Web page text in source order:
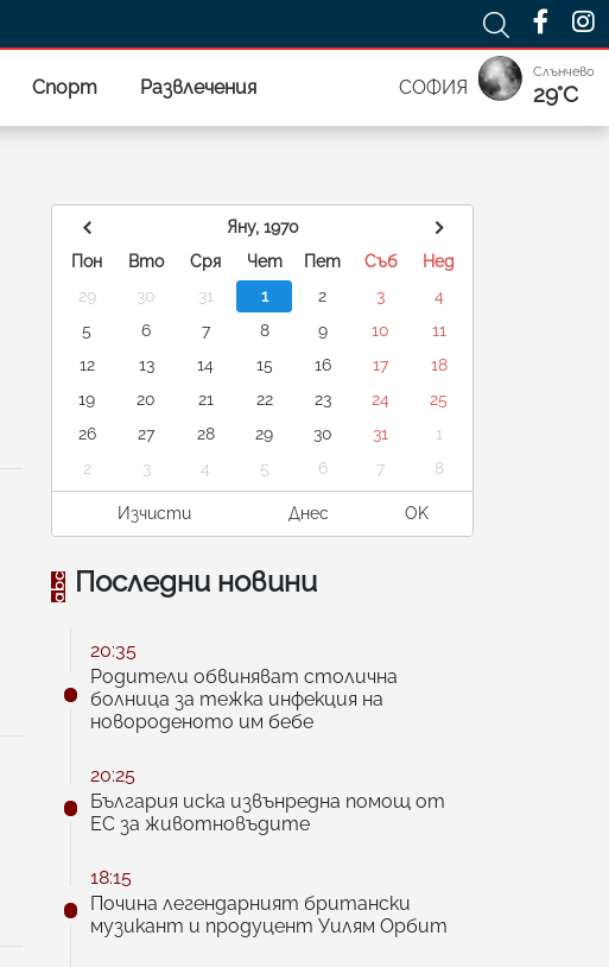
Спорт Развлечения СОФИЯ
Слънчево
29°C
Яну, 1970
Пон
Вто Сря Чет Пет Съб
Нед
29
30 31 1 2 3
4
5
6 7 8 9 10
11
12
13 14 15 16 17
18
19
20 21 22 23 24
25
26
27 28 29 30 31
1
2
3 4 5 6 7 8
Изчисти Днес OK
Последни новини
20:35
Родители обвиняват столична
болница за тежка инфекция на
новороденото им бебе
20:25
България иска извънредна помощ от
ЕС за животновъдите
18:15
Почина легендарният британски
музикант и продуцент Уилям Орбит